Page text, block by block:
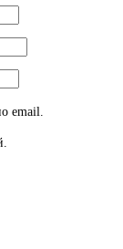
email.